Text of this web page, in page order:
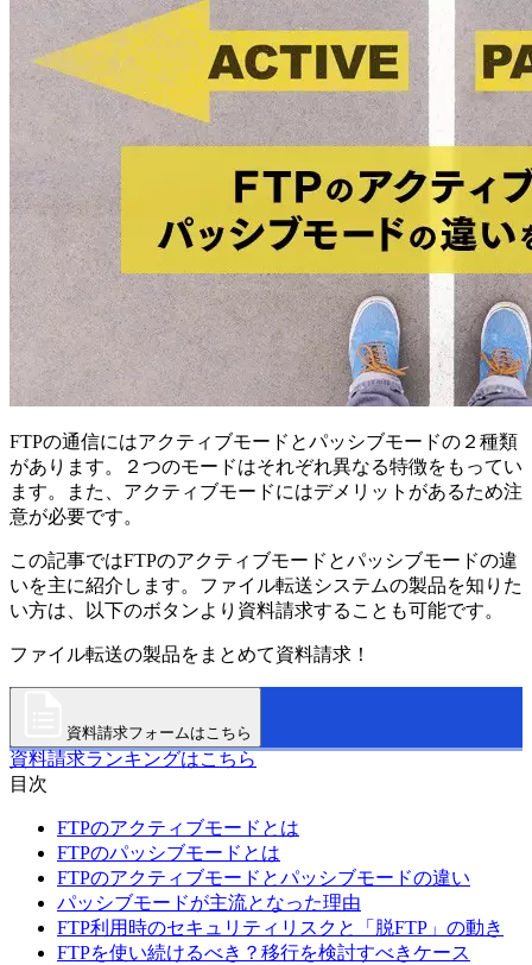
FTPの通信にはアクティブモードとパッシブモードの２種類
があります。２つのモードはそれぞれ異なる特徴をもってい
ます。また、アクティブモードにはデメリットがあるため注
意が必要です。
この記事ではFTPのアクティブモードとパッシブモードの違
いを主に紹介します。ファイル転送システムの製品を知りた
い方は、以下のボタンより資料請求することも可能です。
ファイル転送の製品をまとめて資料請求！
資料請求フォームはこちら
資料請求ランキングはこちら
目次
FTPのアクティブモードとは
FTPのパッシブモードとは
FTPのアクティブモードとパッシブモードの違い
パッシブモードが主流となった理由
FTP利用時のセキュリティリスクと「脱FTP」の動き
FTPを使い続けるべき？移行を検討すべきケース